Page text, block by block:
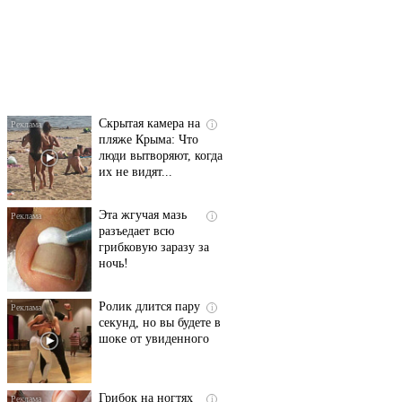
i
Скрытая камера на
пляже Крыма: Что
люди вытворяют, когда
их не видят...
i
Эта жгучая мазь
разъедает всю
грибковую заразу за
ночь!
i
Ролик длится пару
секунд, но вы будете в
шоке от увиденного
i
Грибок на ногтях